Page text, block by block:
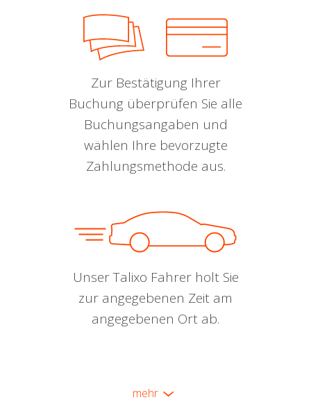
Zur Bestätigung Ihrer
Buchung überprüfen Sie alle
Buchungsangaben und
wählen Ihre bevorzugte
Zahlungsmethode aus.
Unser Talixo Fahrer holt Sie
zur angegebenen Zeit am
angegebenen Ort ab.
mehr